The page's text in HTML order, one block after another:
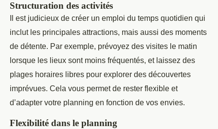
Structuration des activités
Il est judicieux de créer un emploi du temps quotidien qui
inclut les principales attractions, mais aussi des moments
de détente. Par exemple, prévoyez des visites le matin
lorsque les lieux sont moins fréquentés, et laissez des
plages horaires libres pour explorer des découvertes
imprévues. Cela vous permet de rester flexible et
d’adapter votre planning en fonction de vos envies.
Flexibilité dans le planning